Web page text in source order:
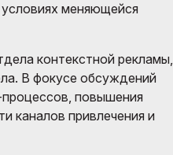
меняющейся
контекстной рекламы,
В фокусе обсуждений
повышения
каналов привлечения и